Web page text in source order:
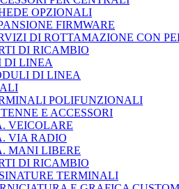
OPZIONALI
FIRMWARE
DI ROTTAMAZIONE CON
DI RICAMBIO
DI LINEA
DI LINEA
POLIFUNZIONALI
E ACCESSORI
VEICOLARE
VIA RADIO
MANI LIBERE
DI RICAMBIO
TERMINALI